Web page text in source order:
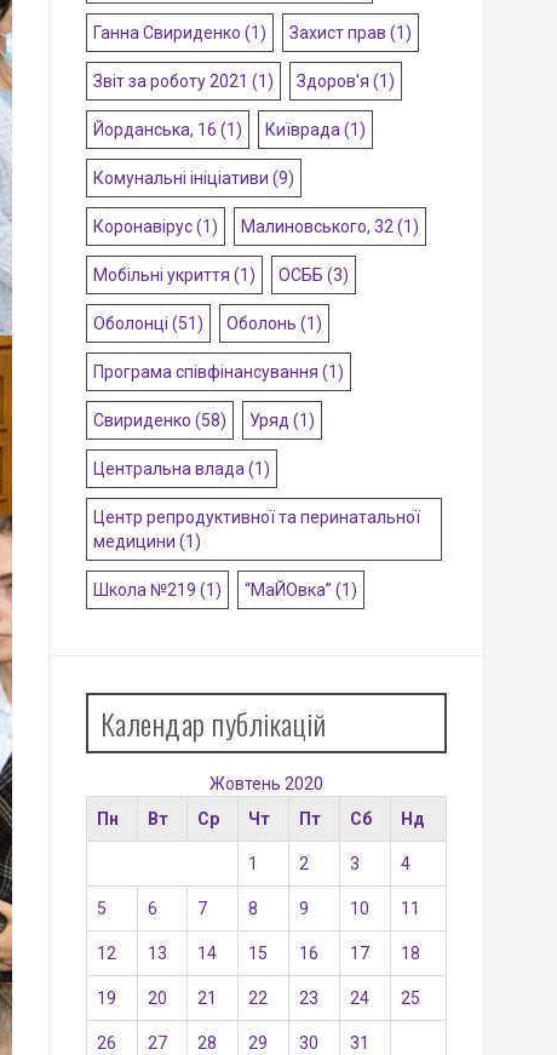
Ганна Свириденко (1) Захист прав (1)
Звіт за роботу 2021 (1) Здоров'я (1)
Йорданська, 16 (1) Київрада(1)
Комунальні ініціативи (9)
Коронавірус(1) Малиновського, 32(1)
Мобільні укриття (1) ОСББ (3)
Оболонці (51) Оболонь (1)
Програма співфінансування (1)
Свириденко (58) Уряд (1)
Центральна влада(1)
Центр репродуктивної та перинатальної
медицини (1)
Школа №219 (1) “МаЙОвка” (1)
Календар публікацій
Жовтень 2020
Пн
Вт Ср Чт Пт Сб Нд
1 2 3 4
5 6 7 8 9 10 11
12 13 14 15 16 17 18
19 20 21 22 23 24 25
26 27 28 29 30 31